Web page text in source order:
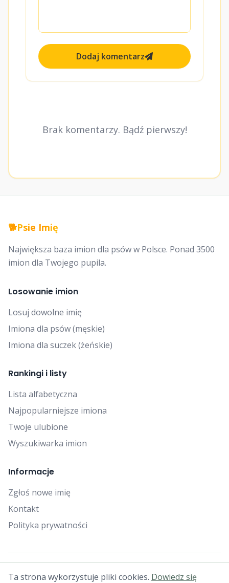
Dodaj komentarz
Brak komentarzy. Bądź pierwszy!
🐕Psie Imię
Największa baza imion dla psów w Polsce. Ponad 3500
imion dla Twojego pupila.
Losowanie imion
Losuj dowolne imię
Imiona dla psów (męskie)
Imiona dla suczek (żeńskie)
Rankingi i listy
Lista alfabetyczna
Najpopularniejsze imiona
Twoje ulubione
Wyszukiwarka imion
Informacje
Zgłoś nowe imię
Kontakt
Polityka prywatności
© 2025 Falcon Bytes. Wszelkie prawa zastrzeżone.
Ta strona wykorzystuje pliki cookies. Dowiedz się